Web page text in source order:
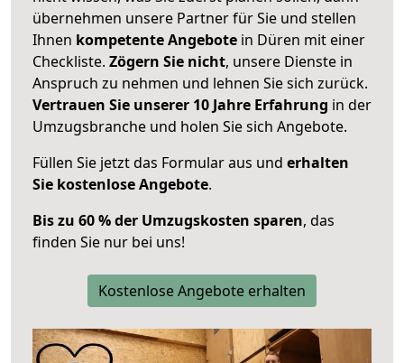
übernehmen unsere Partner für Sie und stellen
Ihnen kompetente Angebote in Düren mit einer
Checkliste. Zögern Sie nicht, unsere Dienste in
Anspruch zu nehmen und lehnen Sie sich zurück.
Vertrauen Sie unserer 10 Jahre Erfahrung in der
Umzugsbranche und holen Sie sich Angebote.
Füllen Sie jetzt das Formular aus und erhalten
Sie kostenlose Angebote.
Bis zu 60 % der Umzugskosten sparen, das
finden Sie nur bei uns!
Kostenlose Angebote erhalten